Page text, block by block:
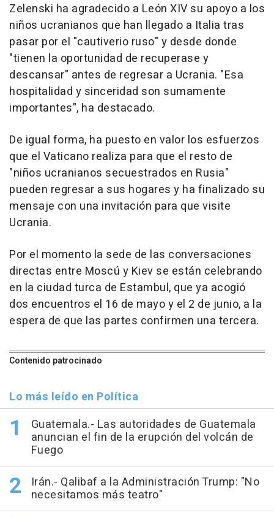
Zelenski ha agradecido a León XIV su apoyo a los
niños ucranianos que han llegado a Italia tras
pasar por el "cautiverio ruso" y desde donde
"tienen la oportunidad de recuperase y
descansar" antes de regresar a Ucrania. "Esa
hospitalidad y sinceridad son sumamente
importantes", ha destacado.
De igual forma, ha puesto en valor los esfuerzos
que el Vaticano realiza para que el resto de
"niños ucranianos secuestrados en Rusia"
pueden regresar a sus hogares y ha finalizado su
mensaje con una invitación para que visite
Ucrania.
Por el momento la sede de las conversaciones
directas entre Moscú y Kiev se están celebrando
en la ciudad turca de Estambul, que ya acogió
dos encuentros el 16 de mayo y el 2 de junio, a la
espera de que las partes confirmen una tercera.
Contenido patrocinado
Lo más leído en Política
Guatemala.- Las autoridades de Guatemala
anuncian el fin de la erupción del volcán de
Fuego
Irán.- Qalibaf a la Administración Trump: "No
necesitamos más teatro"